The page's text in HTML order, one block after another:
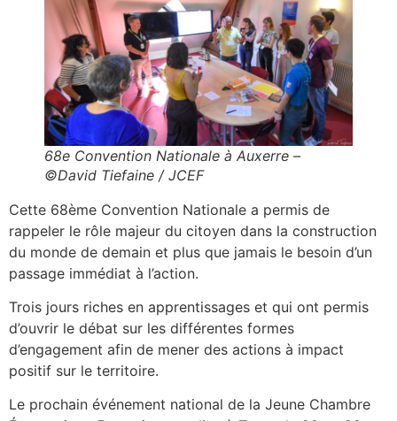
68e Convention Nationale à Auxerre –
©David Tiefaine / JCEF
Cette 68ème Convention Nationale a permis de
rappeler le rôle majeur du citoyen dans la construction
du monde de demain et plus que jamais le besoin d’un
passage immédiat à l’action.
Trois jours riches en apprentissages et qui ont permis
d’ouvrir le débat sur les différentes formes
d’engagement afin de mener des actions à impact
positif sur le territoire.
Le prochain événement national de la Jeune Chambre